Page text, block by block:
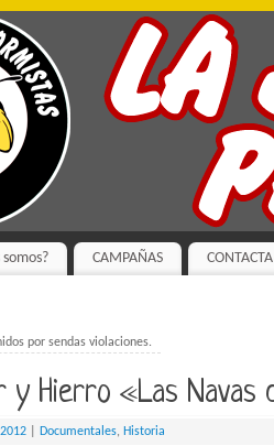
somos? CAMPAÑAS
por sendas violaciones.
y Hierro «Las Navas
Documentales, Historia